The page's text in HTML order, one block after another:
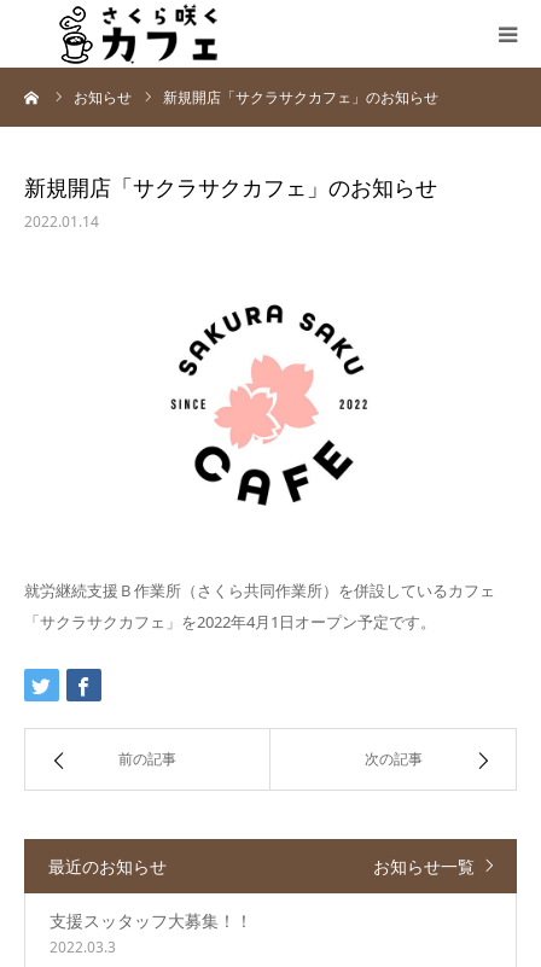
お知らせ 新規開店「サクラサクカフェ」のお知らせ
新規開店「サクラサクカフェ」のお知らせ
2022.01.14
就労継続支援Ｂ作業所（さくら共同作業所）を併設しているカフェ
「サクラサクカフェ」を2022年4月1日オープン予定です。
前の記事 次の記事
最近のお知らせ お知らせ一覧
支援スッタッフ大募集！！
2022.03.3
ケアーセンターさくら